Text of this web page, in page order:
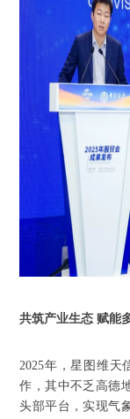
共筑产业生态 赋能
2025年，星图维天
作，其中不乏高德
头部平台，实现气